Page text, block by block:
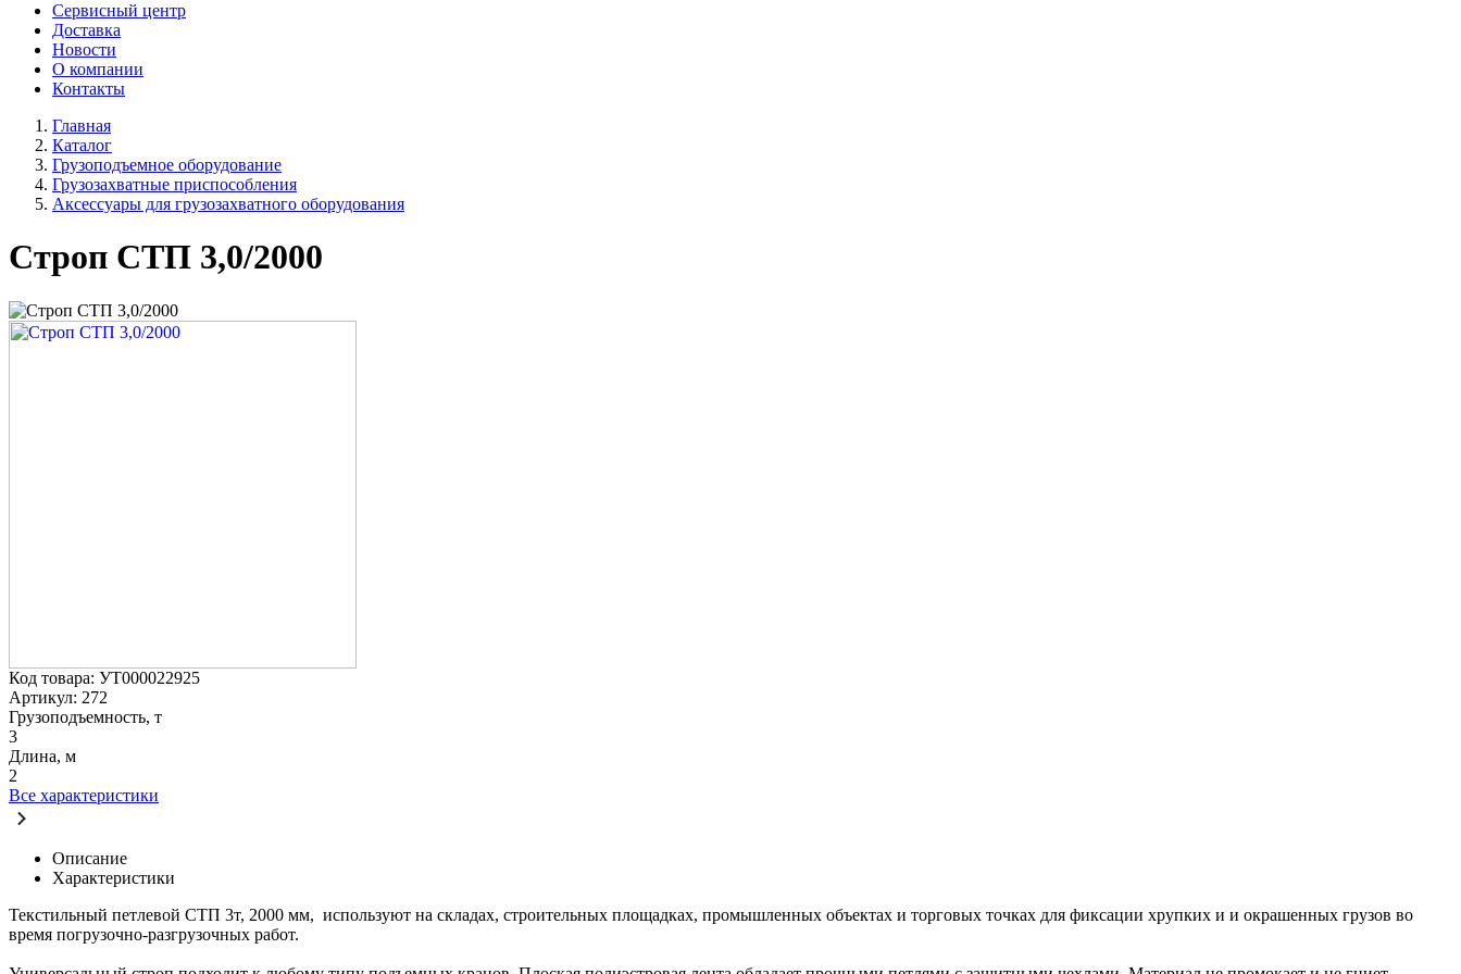
Сервисный центр
Доставка
Новости
О компании
Контакты
Главная
Каталог
Грузоподъемное оборудование
Грузозахватные приспособления
Аксессуары для грузозахватного оборудования
Строп СТП 3,0/2000
Код товара: УТ000022925
Артикул: 272
Грузоподъемность, т
3
Длина, м
2
Все характеристики
Описание
Характеристики
Текстильный петлевой СТП 3т, 2000 мм, используют на складах, строительных площадках, промышленных объектах и торговых точках для фиксации хрупких и и окрашенных грузов во
время погрузочно-разгрузочных работ.